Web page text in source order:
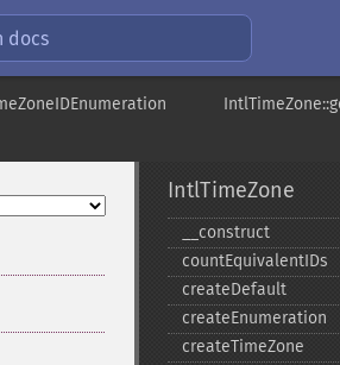
docs
IntlTimeZone
_​_​construct
countEquivalentIDs
createDefault
createEnumeration
createTimeZone